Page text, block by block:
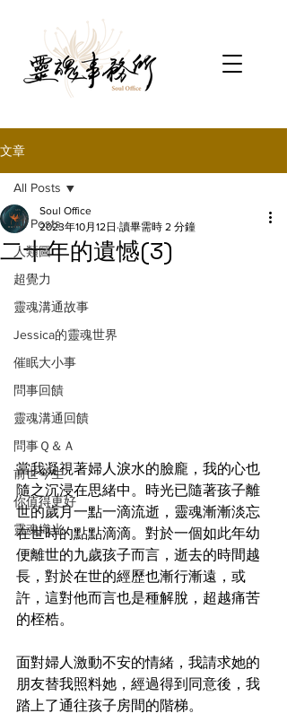
文章
All Posts
人類圖
超覺力
靈魂溝通故事
Jessica的靈魂世界
催眠大小事
問事回饋
靈魂溝通回饋
問事Ｑ＆Ａ
前世今生
你值得更好
靈魂織光
All Posts
二十年的遺憾(3)
Soul Office
2023年10月12日 讀畢需時 2 分鐘
當我凝視著婦人淚水的臉龐，我的心也
隨之沉浸在思緒中。時光已隨著孩子離
世的歲月一點一滴流逝，靈魂漸漸淡忘
在世時的點點滴滴。對於一個如此年幼
便離世的九歲孩子而言，逝去的時間越
長，對於在世的經歷也漸行漸遠，或
許，這對他而言也是種解脫，超越痛苦
的桎梏。
面對婦人激動不安的情緒，我請求她的
朋友替我照料她，經過得到同意後，我
踏上了通往孩子房間的階梯。